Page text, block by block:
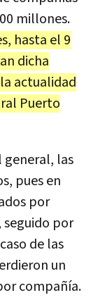
millones.
hasta el 9
dicha
actualidad
Puerto
general, las
pues en
por
seguido por
de las
un
compañía.